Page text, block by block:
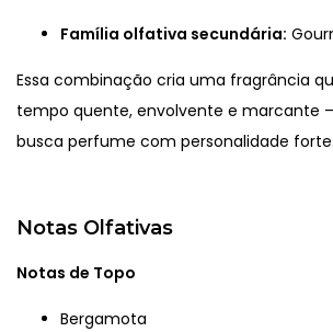
Família olfativa secundária:
Essa combinação cria uma fragrância
tempo quente, envolvente e marcante
busca perfume com personalidade forte.
Notas Olfativas
Notas de Topo
Bergamota